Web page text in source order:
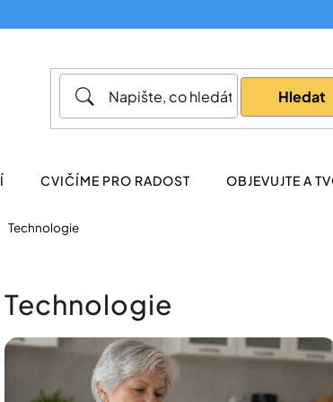
Hledat
CVIČÍME PRO RADOST OBJEVUJTE A
Technologie
Technologie
V
Co potřebujete najít?